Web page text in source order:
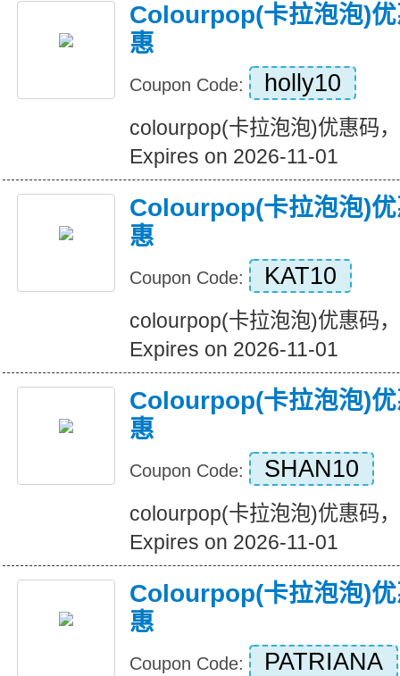
Colourpop(卡拉泡泡)
惠
Coupon Code: holly10
colourpop(卡拉泡泡)优惠码
Expires on 2026-11-01
Colourpop(卡拉泡泡)
惠
Coupon Code: KAT10
colourpop(卡拉泡泡)优惠码
Expires on 2026-11-01
Colourpop(卡拉泡泡)
惠
Coupon Code: SHAN10
colourpop(卡拉泡泡)优惠码
Expires on 2026-11-01
Colourpop(卡拉泡泡)
惠
Coupon Code: PATRIANA